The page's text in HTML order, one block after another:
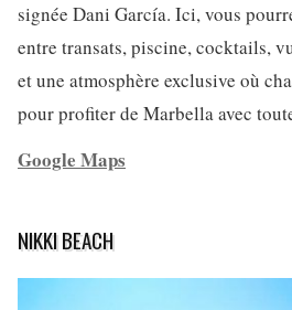
signée Dani García. Ici, vous
entre transats, piscine, cocktails,
et une atmosphère exclusive où
pour profiter de Marbella avec
Google Maps
NIKKI BEACH